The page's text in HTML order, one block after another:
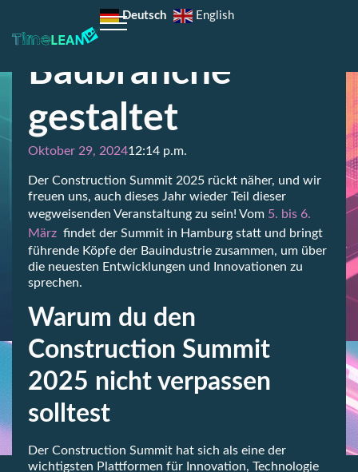
Deutsch English
Zukunft der
Baubranche
gestaltet
Oktober 29, 202412:14 p.m.
Der Construction Summit 2025 rückt näher, und wir
freuen uns, auch dieses Jahr wieder Teil dieser
wegweisenden Veranstaltung zu sein! Vom 5. bis 6.
März findet der Summit in Hamburg statt und bringt
führende Köpfe der Bauindustrie zusammen, um über
die neuesten Entwicklungen und Innovationen zu
sprechen.
Warum du den
Construction Summit
2025 nicht verpassen
solltest
Der Construction Summit hat sich als eine der
wichtigsten Plattformen für Innovation, Technologie